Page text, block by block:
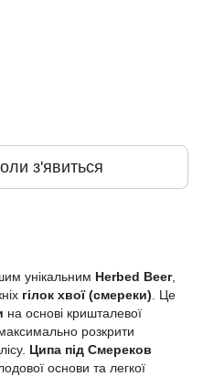
з'явиться
унікальним Herbed Beer,
гілок хвої (смереки) . Це
на основі кришталевої
розкрити
Ципа під Смереков
основи та легкої